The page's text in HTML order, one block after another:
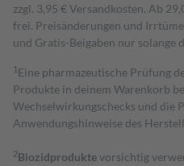
zzgl. 3,95 € Versandkosten. Ab
frei. Preisänderungen und
und Gratis-Beigaben nur solange
1 Eine pharmazeutische Prüfung
Produkte in deinem Warenkorb
Wechselwirkungschecks und die
Anwendungshinweise des
2Biozidproduktevorsichtig